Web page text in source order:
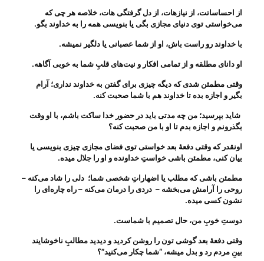
از احساساتت، از نیازهات، از دل گرفتگی هات، خلاصه هر چی‌ که
می‌‌خواستی توی دنیای مجازی بگی یا بنویسی همه را به خداوند بگو.
با خداوند رو راست باش، او از شما عصبانی یا دلگیر نمیشه.
او دانای مطلقه و از تمامی افکار و نیت‌های قلبِ شما به خوبی آگاهه.
وقتی مطمئن شدی که دیگه چیزی برای گفتن به خداوند نداری؛ آرام
بگیر و اجازه بده تا خداوند هم با شما صحبت کنه.
شاید بپرسید؛ من چه مدتی باید در حضور خدا ساکت باشم، با او وقت
بگذرونم و اجازه بدم تا او با من صحبت کنه؟
اونقدر که وقتی دفعهٔ بعد خواستی توی فضای مجازی چیزی بنویسی یا
بیان کنی، مطمئن باشی خواستِ خداونده و او را جلال میده.
مطمئن باشی که مطلب یا اضهاراتِ شخصی شما؛ دلی را شاد می‌‌کنه –
روحی را آرامش می‌‌بخشه – دردی را درمان می‌‌کنه – راه چاره‌ای را
نشون کسی میده.
دوستِ خوبِ من، حال تصمیم با شماست.
وقتی دفعهٔ بعد گوشی تون را روشن کردید و دیدید مطالبِ ناخوشایند
بینِ مردم رد و بدل میشه، “شما چکار می‌‌کنید”؟